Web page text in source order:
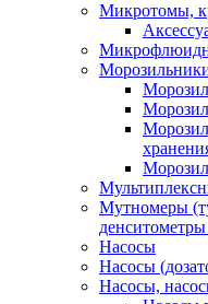
Микротомы,
Мутномеры
Насосы
Насосы
Насосы,